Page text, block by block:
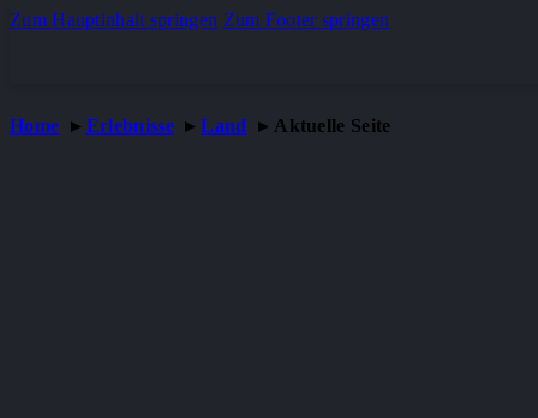
Zum Hauptinhalt springen Zum Footer springen
Home Erlebnisse Land Aktuelle Seite